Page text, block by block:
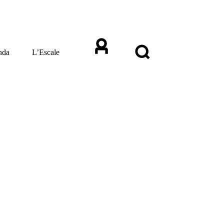
L’Escale